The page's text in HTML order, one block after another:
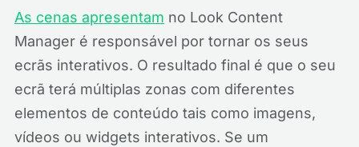
As cenas apresentam no Look Content
Manager é responsável por tornar os seus
ecrãs interativos. O resultado final é que o seu
ecrã terá múltiplas zonas com diferentes
elementos de conteúdo tais como imagens,
vídeos ou widgets interativos. Se um